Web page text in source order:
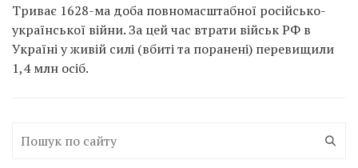
Триває 1628-ма доба повномасштабної російсько-
української війни. За цей час втрати військ РФ в
Україні у живій силі (вбиті та поранені) перевищили
1,4 млн осіб.